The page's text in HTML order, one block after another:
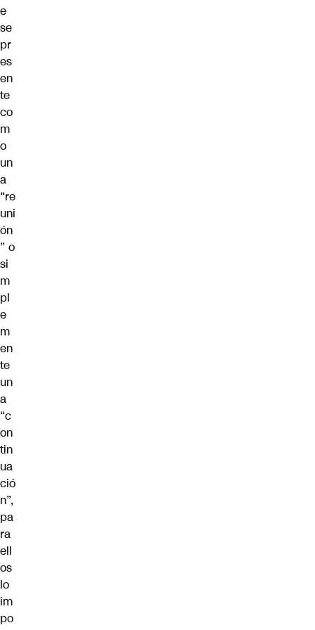
e
se
pr
es
en
te
co
m
o
un
a
“re
uni
ón
” o
si
m
pl
e
m
en
te
un
a
“c
on
tin
ua
ció
n”,
pa
ra
ell
os
lo
im
po